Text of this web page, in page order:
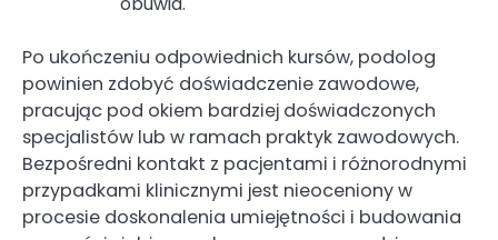
Po ukończeniu odpowiednich kursów, podolog
powinien zdobyć doświadczenie zawodowe,
pracując pod okiem bardziej doświadczonych
specjalistów lub w ramach praktyk zawodowych.
Bezpośredni kontakt z pacjentami i różnorodnymi
przypadkami klinicznymi jest nieoceniony w
procesie doskonalenia umiejętności i budowania